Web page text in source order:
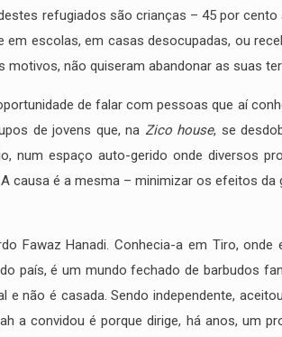
refugiados são crianças – 45 por
em escolas, em casas desocupadas, ou
motivos, não quiseram abandonar as suas
de falar com pessoas que aí
de jovens que, na Zico house, se
num espaço auto-gerido onde diversos
causa é a mesma – minimizar os efeitos
Fawaz Hanadi. Conhecia-a em Tiro,
país, é um mundo fechado de barbudos
e não é casada. Sendo independente,
a convidou é porque dirige, há anos, um